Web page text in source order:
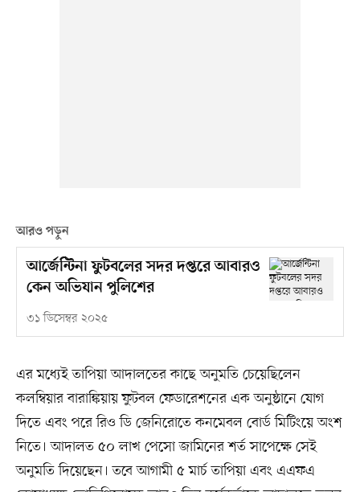
আরও পড়ুন
আর্জেন্টিনা ফুটবলের সদর দপ্তরে আবারও
কেন অভিযান পুলিশের
৩১ ডিসেম্বর ২০২৫
এর মধ্যেই তাপিয়া আদালতের কাছে অনুমতি চেয়েছিলেন
কলম্বিয়ার বারাঙ্কিয়ায় ফুটবল ফেডারেশনের এক অনুষ্ঠানে যোগ
দিতে এবং পরে রিও ডি জেনিরোতে কনমেবল বোর্ড মিটিংয়ে অংশ
নিতে। আদালত ৫০ লাখ পেসো জামিনের শর্ত সাপেক্ষে সেই
অনুমতি দিয়েছেন। তবে আগামী ৫ মার্চ তাপিয়া এবং এএফএ